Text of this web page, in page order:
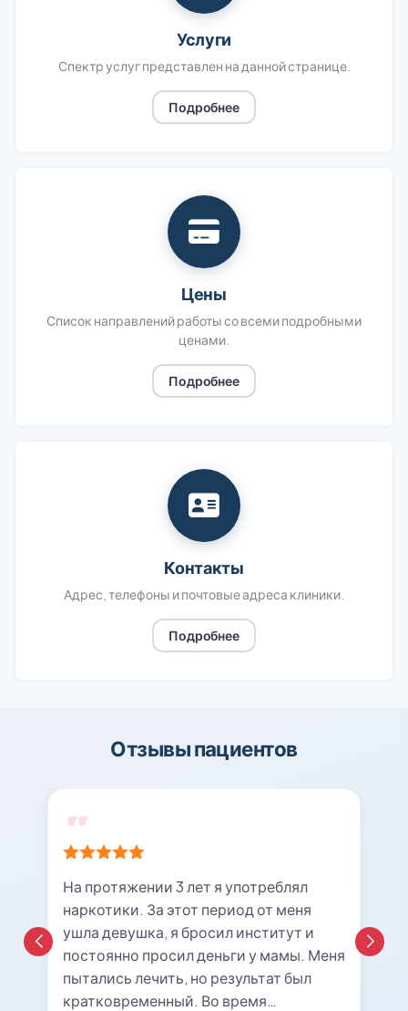
Услуги
Спектр услуг представлен на данной странице.
Подробнее
Цены
Список направлений работы со всеми подробными
ценами.
Подробнее
Контакты
Адрес, телефоны и почтовые адреса клиники.
Подробнее
Отзывы пациентов
На протяжении 3 лет я употреблял
наркотики. За этот период от меня
ушла девушка, я бросил институт и
постоянно просил деньги у мамы. Меня
пытались лечить, но результат был
кратковременный. Во время